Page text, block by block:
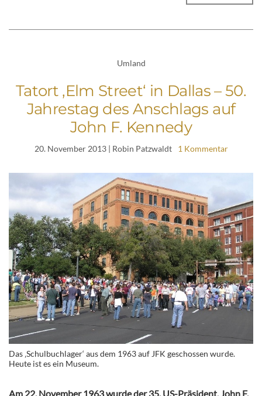
Umland
Tatort ‚Elm Street‘ in Dallas – 50.
Jahrestag des Anschlags auf
John F. Kennedy
20. November 2013| Robin Patzwaldt 1 Kommentar
Das ‚Schulbuchlager‘ aus dem 1963 auf JFK geschossen wurde.
Heute ist es ein Museum.
Am 22. November 1963 wurde der 35. US-Präsident, John F.